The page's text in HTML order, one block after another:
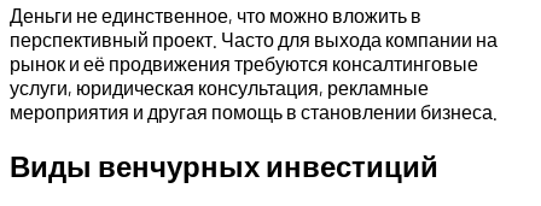
Деньги не единственное, что можно вложить в
перспективный проект. Часто для выхода компании на
рынок и её продвижения требуются консалтинговые
услуги, юридическая консультация, рекламные
мероприятия и другая помощь в становлении бизнеса.
Виды венчурных инвестиций